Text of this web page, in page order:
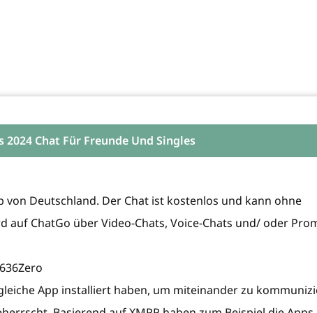
2024 Chat Für Freunde Und Singles
Deutschland. Der Chat ist kostenlos und kann ohne
ChatGo über Video-Chats, Voice-Chats und/ oder
App installiert haben, um miteinander zu